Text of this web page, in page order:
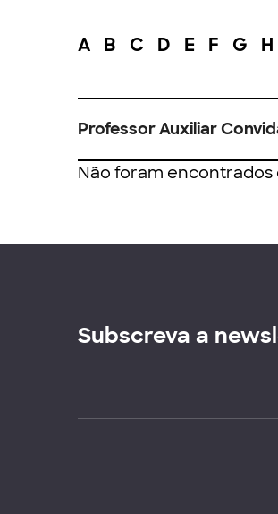
A B C D E F G H
Professor Auxiliar
Não foram encontrados
Subscreva a